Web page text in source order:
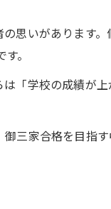
思いがあります。
。
「学校の成績が
三家合格を目指